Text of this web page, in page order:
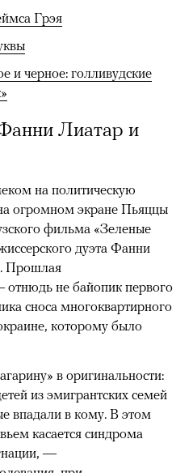
Грэя
и черное: голливудские
Лиатар и
на политическую
огромном экране Пьяццы
фильма «Зеленые
дуэта Фанни
Прошлая
отнюдь не байопик первого
сноса многоквартирного
которому было
в оригинальности:
из эмигрантских семей
впадали в кому. В этом
касается синдрома
—